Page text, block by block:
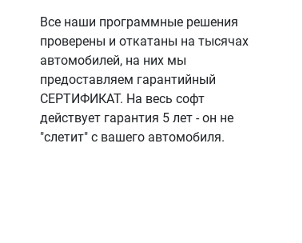
Все наши программные решения
проверены и откатаны на тысячах
автомобилей, на них мы
предоставляем гарантийный
СЕРТИФИКАТ. На весь софт
действует гарантия 5 лет - он не
"слетит" с вашего автомобиля.